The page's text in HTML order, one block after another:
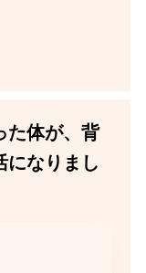
た体が、背
になりまし